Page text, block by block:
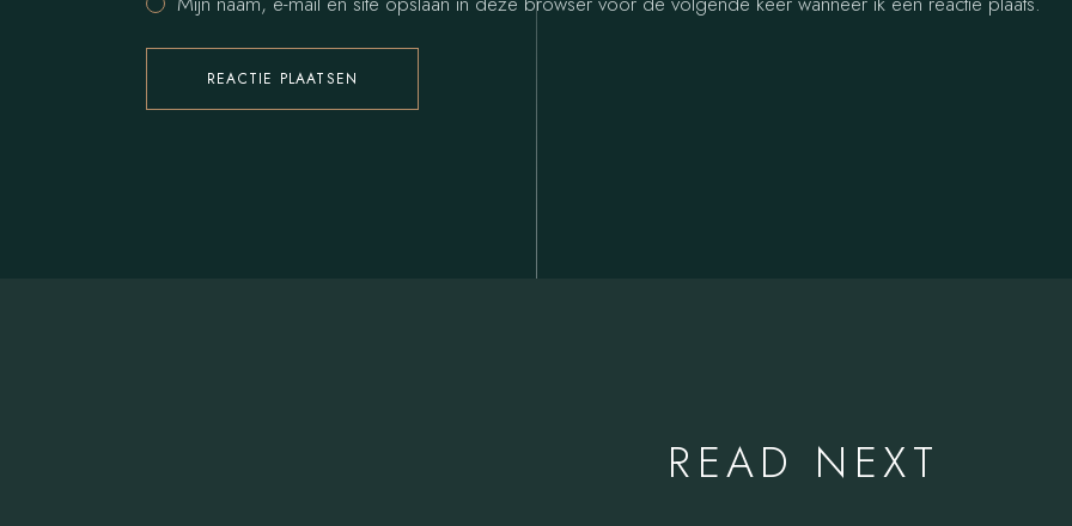
REACTIE PLAATSEN
READ NEXT